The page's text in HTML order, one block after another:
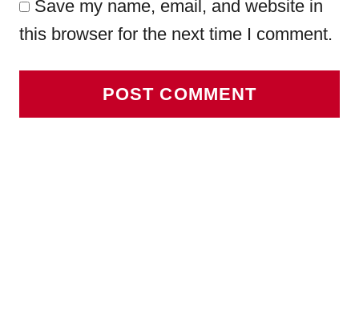
Save my name, email, and website in
this browser for the next time I comment.